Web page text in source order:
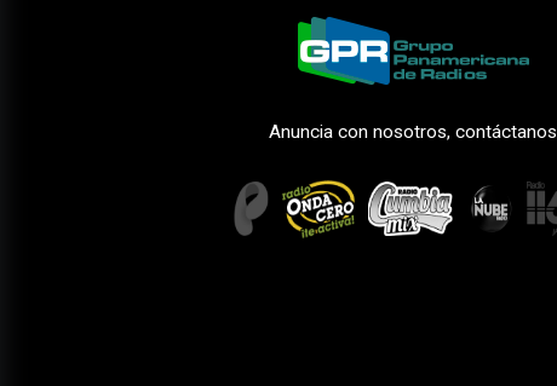
Anuncia con nosotros, contáctanos